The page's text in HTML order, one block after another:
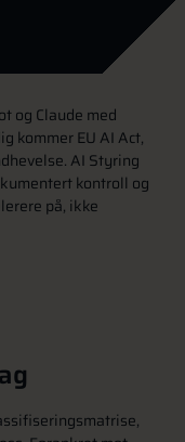
og Claude med
kommer EU AI Act,
AI Styring
kontroll og
på, ikke